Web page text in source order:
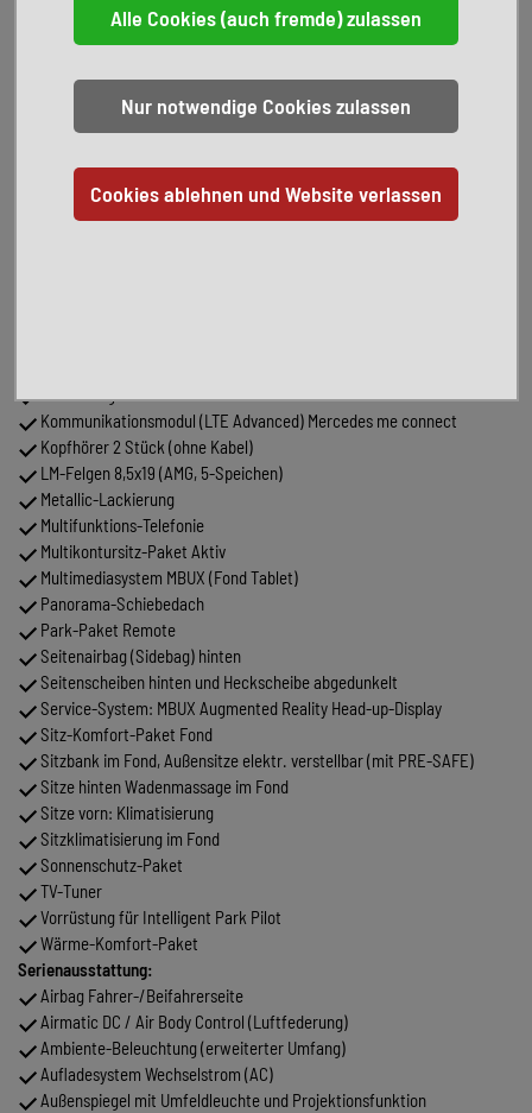
Business-Telefonie im Fond
Designgurtschlösser
Diebstahlschutz-Paket Plus
Digital Light
Exklusiv-Paket
Feuerlöscher
Klimaanlage im Fond
Kommunikationsmodul (LTE Advanced) Mercedes me connect
Kopfhörer 2 Stück (ohne Kabel)
LM-Felgen 8,5x19 (AMG, 5-Speichen)
Metallic-Lackierung
Multifunktions-Telefonie
Multikontursitz-Paket Aktiv
Multimediasystem MBUX (Fond Tablet)
Panorama-Schiebedach
Park-Paket Remote
Seitenairbag (Sidebag) hinten
Seitenscheiben hinten und Heckscheibe abgedunkelt
Service-System: MBUX Augmented Reality Head-up-Display
Sitz-Komfort-Paket Fond
Sitzbank im Fond, Außensitze elektr. verstellbar (mit PRE-SAFE)
Sitze hinten Wadenmassage im Fond
Sitze vorn: Klimatisierung
Sitzklimatisierung im Fond
Sonnenschutz-Paket
TV-Tuner
Vorrüstung für Intelligent Park Pilot
Wärme-Komfort-Paket
Serienausstattung:
Airbag Fahrer-/Beifahrerseite
Airmatic DC / Air Body Control (Luftfederung)
Ambiente-Beleuchtung (erweiterter Umfang)
Aufladesystem Wechselstrom (AC)
Außenspiegel mit Umfeldleuchte und Projektionsfunktion